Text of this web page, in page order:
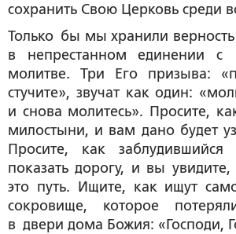
сохранить Свою Церковь среди
Только бы мы хранили
в непрестанном единении
молитве. Три Его призыва:
стучите», звучат как один:
и снова молитесь». Просите,
милостыни, и вам дано будет
Просите, как заблудившийся
показать дорогу, и вы
это путь. Ищите, как ищут
сокровище, которое
в двери дома Божия: «Господи,